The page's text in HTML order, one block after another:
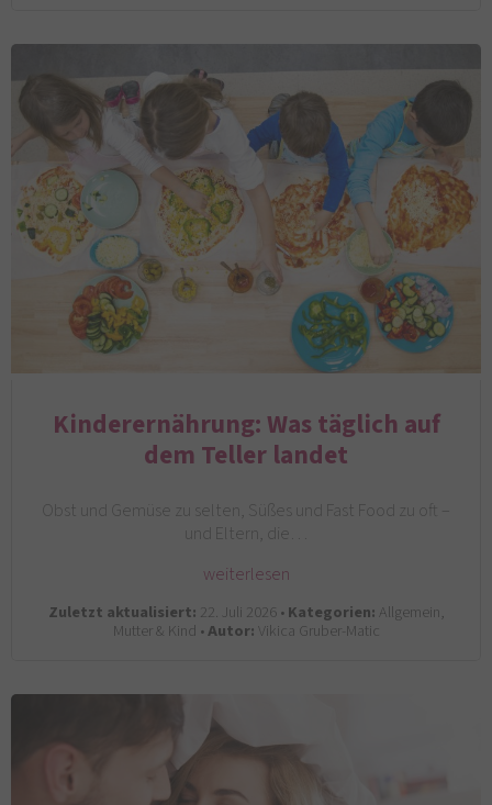
Kinderernährung: Was täglich auf
dem Teller landet
Obst und Gemüse zu selten, Süßes und Fast Food zu oft –
und Eltern, die…
weiterlesen
Zuletzt aktualisiert: 22. Juli 2026 •Kategorien: Allgemein,
Mutter & Kind •Autor:Vikica Gruber-Matic